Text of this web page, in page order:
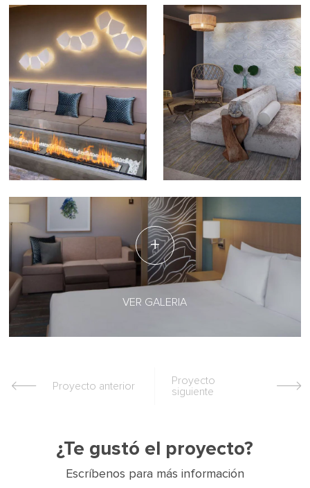
VER GALERIA
Proyecto anterior
Proyecto
siguiente
¿Te gustó el proyecto?
Escríbenos para más información